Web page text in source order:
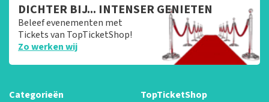
DICHTER BIJ... INTENSER GENIETEN
Beleef evenementen met
Tickets van TopTicketShop!
Zo werken wij
Categorieën
TopTicketShop